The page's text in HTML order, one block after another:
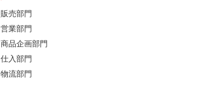
販売部門
営業部門
商品企画部門
仕入部門
物流部門